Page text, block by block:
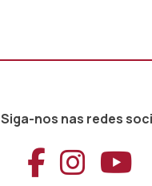
Siga-nos nas redes
Aceder